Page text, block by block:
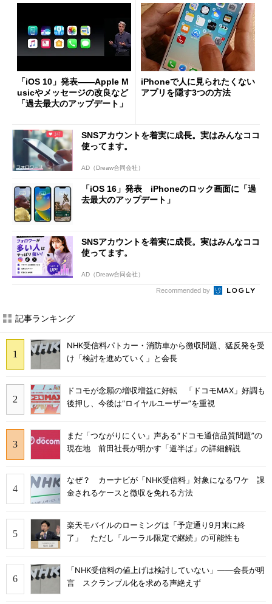
「iOS 10」発表――Apple M
usicやメッセージの改良など
「過去最大のアップデート」
iPhoneで人に見られたくない
アプリを隠す3つの方法
SNSアカウントを着実に成長。実はみんなココ
使ってます。
AD（Dreaw合同会社）
「iOS 16」発表 iPhoneのロック画面に「過
去最大のアップデート」
SNSアカウントを着実に成長。実はみんなココ
使ってます。
AD（Dreaw合同会社）
Recommended by
記事ランキング
NHK受信料パトカー・消防車から徴収問題、猛反発を受
け「検討を進めていく」と会長
ドコモが念願の増収増益に好転 「ドコモMAX」好調も
後押し、今後は“ロイヤルユーザー”を重視
まだ「つながりにくい」声ある“ドコモ通信品質問題”の
現在地 前田社長が明かす「道半ば」の詳細解説
なぜ？ カーナビが「NHK受信料」対象になるワケ 課
金されるケースと徴収を免れる方法
楽天モバイルのローミングは「予定通り9月末に終
了」 ただし「ルーラル限定で継続」の可能性も
「NHK受信料の値上げは検討していない」――会長が明
言 スクランブル化を求める声絶えず